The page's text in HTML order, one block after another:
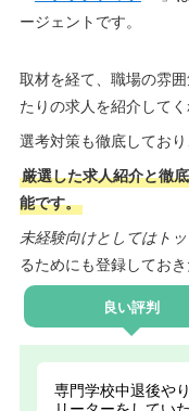
ージェントです。
取材を経て、職場の雰
たりの求人を紹介してく
選考対策も徹底してお
厳選した求人紹介と徹
能です。
未経験向けとしてはト
るためにも登録してお
良い評判
専門学校中退後や